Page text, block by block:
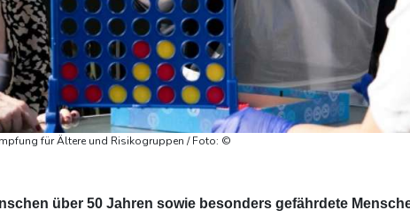
für Ältere und Risikogruppen / Foto: ©
über 50 Jahren sowie besonders gefährdete